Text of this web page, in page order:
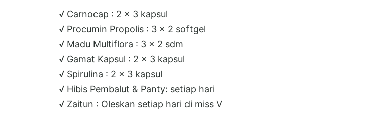
√ Carnocap : 2 x 3 kapsul
√ Procumin Propolis : 3 x 2 softgel
√ Madu Multiflora : 3 x 2 sdm
√ Gamat Kapsul : 2 x 3 kapsul
√ Spirulina : 2 x 3 kapsul
√ Hibis Pembalut & Panty: setiap hari
√ Zaitun : Oleskan setiap hari di miss V